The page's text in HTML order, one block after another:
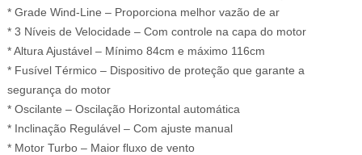
* Grade Wind-Line – Proporciona melhor vazão de ar
* 3 Níveis de Velocidade – Com controle na capa do motor
* Altura Ajustável – Mínimo 84cm e máximo 116cm
* Fusível Térmico – Dispositivo de proteção que garante a
segurança do motor
* Oscilante – Oscilação Horizontal automática
* Inclinação Regulável – Com ajuste manual
* Motor Turbo – Maior fluxo de vento